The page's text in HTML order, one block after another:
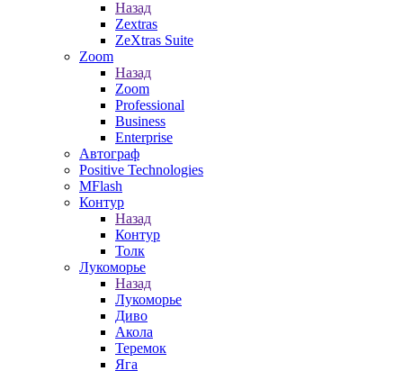
Назад
Zextras
ZeXtras Suite
Zoom
Назад
Zoom
Professional
Business
Enterprise
Автограф
Positive Technologies
MFlash
Контур
Назад
Контур
Толк
Лукоморье
Назад
Лукоморье
Диво
Акола
Теремок
Яга